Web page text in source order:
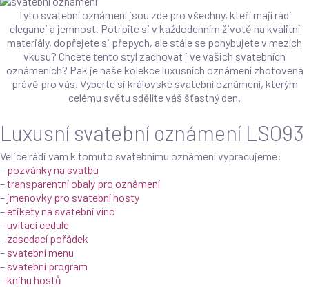
Tyto svatební oznámení jsou zde pro všechny, kteří mají rádi
eleganci a jemnost. Potrpíte si v každodenním životě na kvalitní
materiály, dopřejete si přepych, ale stále se pohybujete v mezích
vkusu? Chcete tento styl zachovat i ve vašich svatebních
oznámeních? Pak je naše kolekce luxusních oznámení zhotovená
právě pro vás. Vyberte si královské svatební oznámení, kterým
celému světu sdělíte váš šťastný den.
Luxusní svatební oznámení LSO93
Velice rádi vám k tomuto svatebnímu oznámení vypracujeme:
– pozvánky na svatbu
–transparentní obaly pro oznámení
– jmenovky pro svatební hosty
–etikety na svatební víno
–uvítací cedule
– zasedací pořádek
– svatební menu
– svatební program
–knihu hostů